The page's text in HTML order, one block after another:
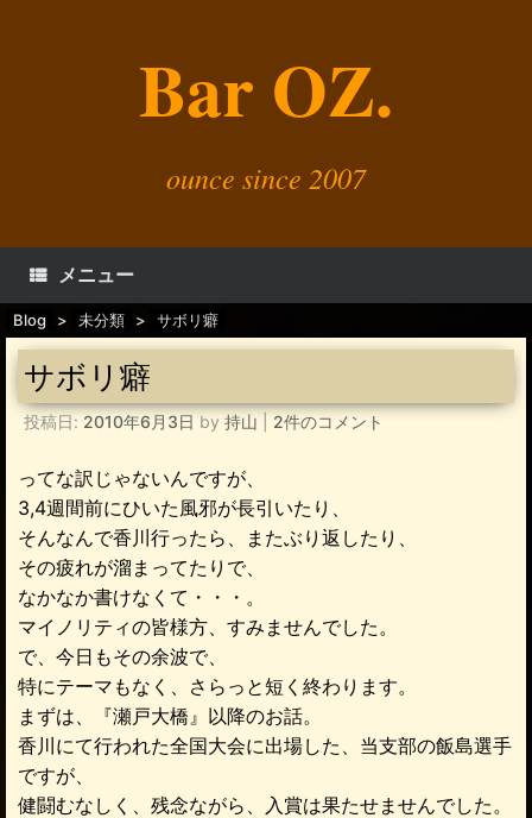
Bar OZ.
ounce since 2007
メニュー
Blog > 未分類 > サボリ癖
サボリ癖
投稿日: 2010年6月3日 by 持山 2件のコメント
ってな訳じゃないんですが、
3,4週間前にひいた風邪が長引いたり、
そんなんで香川行ったら、またぶり返したり、
その疲れが溜まってたりで、
なかなか書けなくて・・・。
マイノリティの皆様方、すみませんでした。
で、今日もその余波で、
特にテーマもなく、さらっと短く終わります。
まずは、『瀬戸大橋』以降のお話。
香川にて行われた全国大会に出場した、当支部の飯島選手
ですが、
健闘むなしく、残念ながら、入賞は果たせませんでした。